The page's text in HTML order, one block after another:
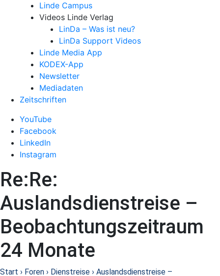
Linde Campus
Videos Linde Verlag
LinDa – Was ist neu?
LinDa Support Videos
Linde Media App
KODEX-App
Newsletter
Mediadaten
Zeitschriften
YouTube
Facebook
LinkedIn
Instagram
Re:Re:
Auslandsdienstreise –
Beobachtungszeitraum
24 Monate
Start › Foren › Dienstreise › Auslandsdienstreise –